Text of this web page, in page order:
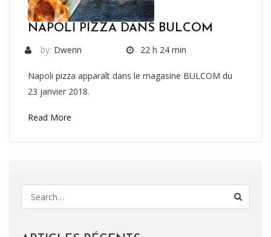
NAPOLI PIZZA DANS BULCOM
by: Dwenn 22 h 24 min
Napoli pizza apparaît dans le magasine BULCOM du
23 janvier 2018.
Read More
S